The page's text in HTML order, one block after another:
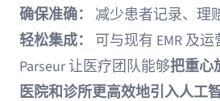
确保准确：
减少患者记录、理
轻松集成：
可与现有 EMR 及
Parseur 让医疗团队能够把重心
医院和诊所更高效地引入人工